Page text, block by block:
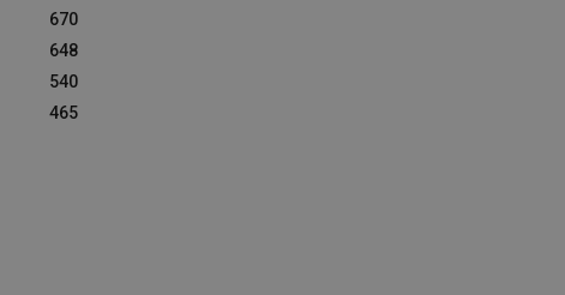
670
648
540
465